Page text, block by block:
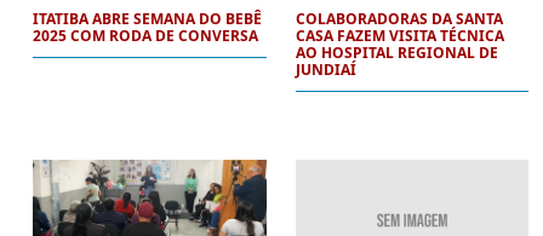
ITATIBA ABRE SEMANA DO BEBÊ
2025 COM RODA DE CONVERSA
COLABORADORAS DA SANTA
CASA FAZEM VISITA TÉCNICA
AO HOSPITAL REGIONAL DE
JUNDIAÍ